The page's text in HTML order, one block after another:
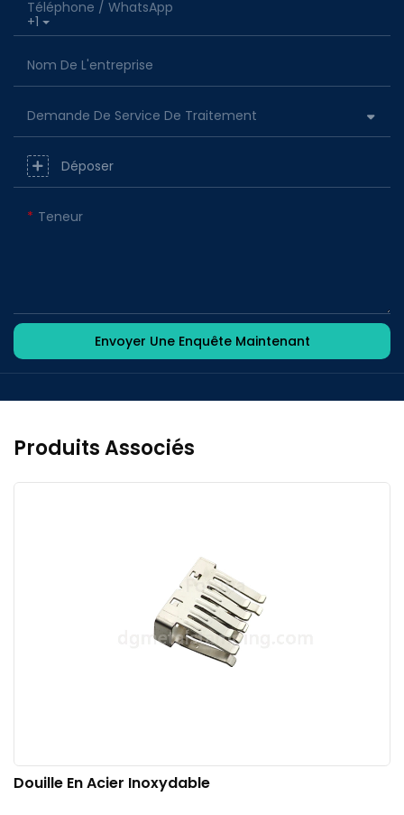
+1
Téléphone / WhatsApp
Nom De L'entreprise
Demande De Service De Traitement
Déposer
Teneur
Envoyer Une Enquête Maintenant
Produits Associés
Douille En Acier Inoxydable